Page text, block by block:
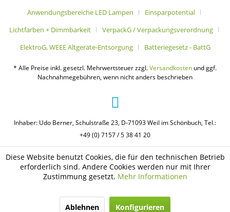
Anwendungsbereiche LED Lampen
Einsparpotential
Lichtfarben + Dimmbarkeit
VerpackG / Verpackungsverordnung
ElektroG, WEEE Altgeräte-Entsorgung
Batteriegesetz - BattG
* Alle Preise inkl. gesetzl. Mehrwertsteuer zzgl.Versandkosten und ggf.
Nachnahmegebühren, wenn nicht anders beschrieben
Inhaber: Udo Berner, Schulstraße 23, D-71093 Weil im Schönbuch, Tel.:
+49 (0) 7157 / 5 38 41 20
Diese Website benutzt Cookies, die für den technischen Betrieb
erforderlich sind. Andere Cookies werden nur mit Ihrer
Zustimmung gesetzt. Mehr Informationen
Ablehnen Konfigurieren